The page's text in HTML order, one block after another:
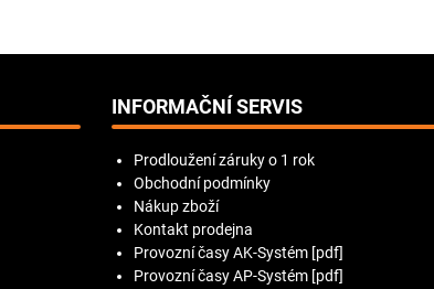
INFORMAČNÍ SERVIS
Prodloužení záruky o 1 rok
Obchodní podmínky
Nákup zboží
Kontakt prodejna
Provozní časy AK-Systém [pdf]
Provozní časy AP-Systém [pdf]